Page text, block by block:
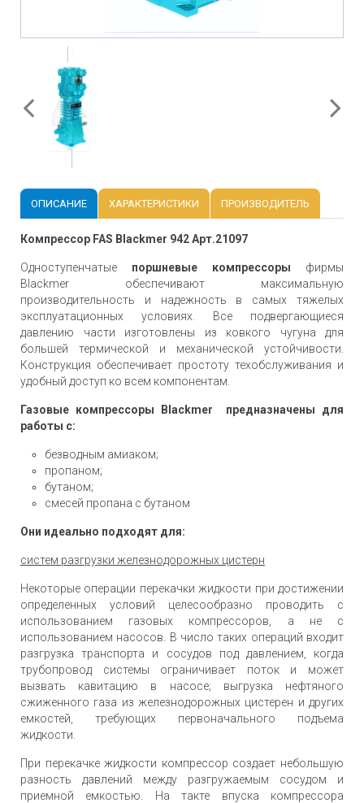
ОПИСАНИЕ ХАРАКТЕРИСТИКИ ПРОИЗВОДИТЕЛЬ
Компрессор FAS Blackmer 942 Арт.21097
Одноступенчатые поршневые компрессоры фирмы
Blackmer обеспечивают максимальную
производительность и надежность в самых тяжелых
эксплуатационных условиях. Все подвергающиеся
давлению части изготовлены из ковкого чугуна для
большей термической и механической устойчивости.
Конструкция обеспечивает простоту техобслуживания и
удобный доступ ко всем компонентам.
Газовые компрессоры Blackmer предназначены для
работы с:
безводным амиаком;
пропаном;
бутаном;
смесей пропана с бутаном
Они идеально подходят для:
систем разгрузки железнодорожных цистерн
Некоторые операции перекачки жидкости при достижении
определенных условий целесообразно проводить с
использованием газовых компрессоров, а не с
использованием насосов. В число таких операций входит
разгрузка транспорта и сосудов под давлением, когда
трубопровод системы ограничивает поток и может
вызвать кавитацию в насосе; выгрузка нефтяного
сжиженного газа из железнодорожных цистерен и других
емкостей, требующих первоначального подъема
жидкости.
При перекачке жидкости компрессор создает небольшую
разность давлений между разгружаемым сосудом и
приемной емкостью. На такте впуска компрессора